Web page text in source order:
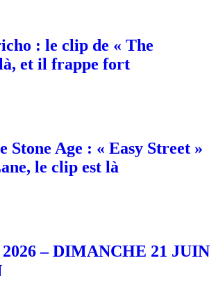
: le clip de « The
et il frappe fort
Stone Age : « Easy Street »
le clip est là
– DIMANCHE 21 JUIN